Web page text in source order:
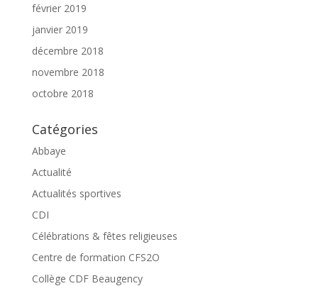
février 2019
janvier 2019
décembre 2018
novembre 2018
octobre 2018
Catégories
Abbaye
Actualité
Actualités sportives
CDI
Célébrations & fêtes religieuses
Centre de formation CFS2O
Collège CDF Beaugency